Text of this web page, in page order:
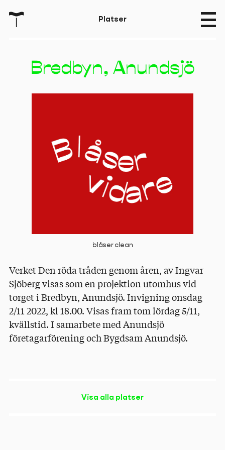
T Platser
Bredbyn, Anundsjö
blåser clean
Verket Den röda tråden genom åren, av Ingvar
Sjöberg visas som en projektion utomhus vid
torget i Bredbyn, Anundsjö. Invigning onsdag
2/11 2022, kl 18.00. Visas fram tom lördag 5/11,
kvällstid. I samarbete med Anundsjö
företagarförening och Bygdsam Anundsjö.
Visa alla platser